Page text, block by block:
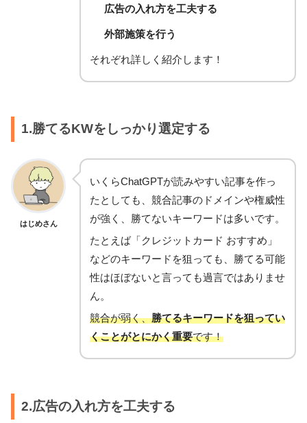
広告の入れ方を工夫する
外部施策を行う
それぞれ詳しく紹介します！
1.勝てるKWをしっかり選定する
はじめさん
いくらChatGPTが読みやすい記事を作っ
たとしても、競合記事のドメインや権威性
が強く、勝てないキーワードは多いです。
たとえば「クレジットカード おすすめ」
などのキーワードを狙っても、勝てる可能
性はほぼないと言っても過言ではありませ
ん。
競合が弱く、勝てるキーワードを狙ってい
くことがとにかく重要です！
2.広告の入れ方を工夫する